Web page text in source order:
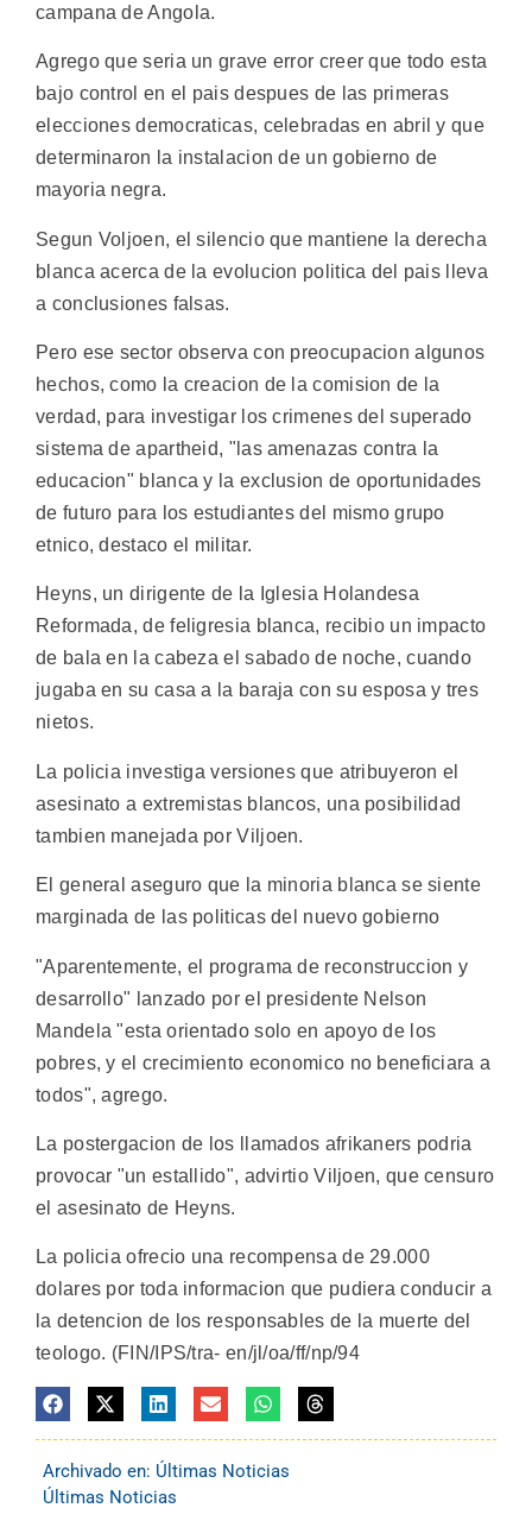
campana de Angola.
Agrego que seria un grave error creer que todo esta
bajo control en el pais despues de las primeras
elecciones democraticas, celebradas en abril y que
determinaron la instalacion de un gobierno de
mayoria negra.
Segun Voljoen, el silencio que mantiene la derecha
blanca acerca de la evolucion politica del pais lleva
a conclusiones falsas.
Pero ese sector observa con preocupacion algunos
hechos, como la creacion de la comision de la
verdad, para investigar los crimenes del superado
sistema de apartheid, "las amenazas contra la
educacion" blanca y la exclusion de oportunidades
de futuro para los estudiantes del mismo grupo
etnico, destaco el militar.
Heyns, un dirigente de la Iglesia Holandesa
Reformada, de feligresia blanca, recibio un impacto
de bala en la cabeza el sabado de noche, cuando
jugaba en su casa a la baraja con su esposa y tres
nietos.
La policia investiga versiones que atribuyeron el
asesinato a extremistas blancos, una posibilidad
tambien manejada por Viljoen.
El general aseguro que la minoria blanca se siente
marginada de las politicas del nuevo gobierno
"Aparentemente, el programa de reconstruccion y
desarrollo" lanzado por el presidente Nelson
Mandela "esta orientado solo en apoyo de los
pobres, y el crecimiento economico no beneficiara a
todos", agrego.
La postergacion de los llamados afrikaners podria
provocar "un estallido", advirtio Viljoen, que censuro
el asesinato de Heyns.
La policia ofrecio una recompensa de 29.000
dolares por toda informacion que pudiera conducir a
la detencion de los responsables de la muerte del
teologo. (FIN/IPS/tra- en/jl/oa/ff/np/94
Archivado en: Últimas Noticias
Últimas Noticias